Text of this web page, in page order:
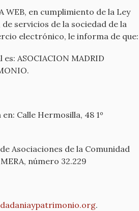
WEB, en cumplimiento de la Ley
servicios de la sociedad de la
electrónico, le informa de que:
ASOCIACION MADRID
Calle Hermosilla, 48 1º
Asociaciones de la Comunidad
número 32.229
.